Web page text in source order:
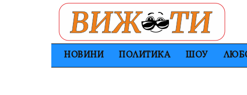
НОВИНИ ПОЛИТИКА ШОУ